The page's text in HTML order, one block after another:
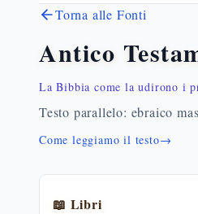
Torna alle Fonti
Antico
La Bibbia come la udirono i
Testo parallelo: ebraico
Come leggiamo il testo→
📖 Libri